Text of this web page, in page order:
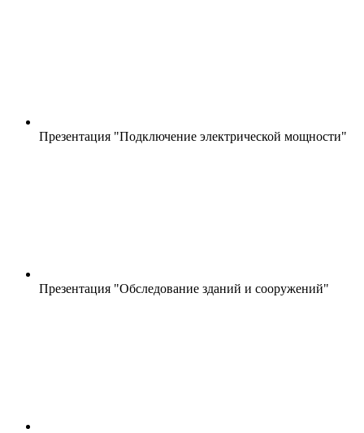
Презентация "Подключение электрической мощности"
Презентация "Обследование зданий и сооружений"